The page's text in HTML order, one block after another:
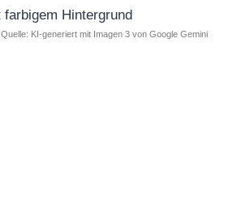
Quelle: KI-generiert mit Imagen 3 von Google Gemini